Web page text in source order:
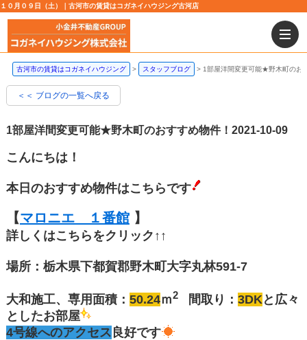
１０月０９日（土）｜古河市の賃貸はコガネイハウジング古河店
古河市の賃貸はコガネイハウジング スタッフブログ 1部屋洋間変更可能★野木町のお
＜＜ ブログの一覧へ戻る
1部屋洋間変更可能★野木町のおすすめ物件！ 2021-10-09
こんにちは！
本日のおすすめ物件はこちらです
【マロニエ １番館 】
詳しくはこちらをクリック↑↑
場所：栃木県下都賀郡野木町大字丸林591-7
大和施工、専用面積： 50.24ｍ2 間取り： 3DK と広々
としたお部屋
4号線へのアクセス 良好です